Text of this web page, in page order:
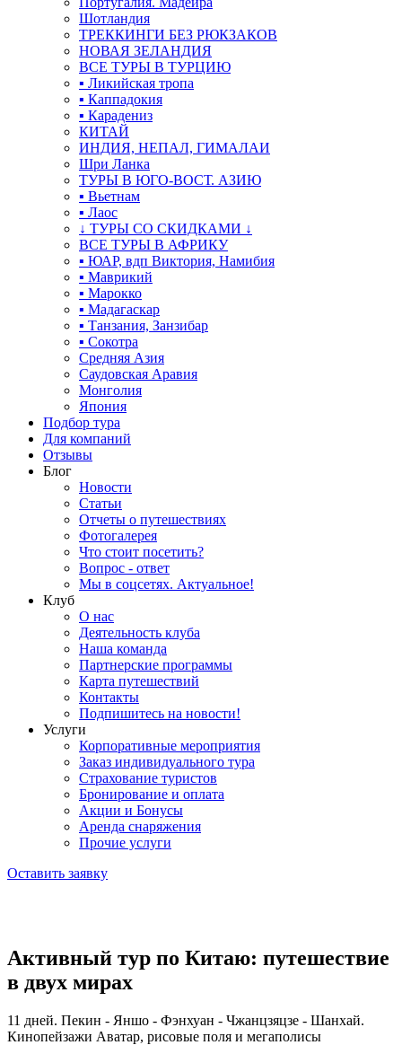
Шотландия
ТРЕККИНГИ БЕЗ РЮКЗАКОВ
НОВАЯ ЗЕЛАНДИЯ
ВСЕ ТУРЫ В ТУРЦИЮ
▪ Ликийская тропа
▪ Каппадокия
▪ Карадениз
КИТАЙ
ИНДИЯ, НЕПАЛ, ГИМАЛАИ
Шри Ланка
ТУРЫ В ЮГО-ВОСТ. АЗИЮ
▪ Вьетнам
▪ Лаос
↓ ТУРЫ СО СКИДКАМИ ↓
ВСЕ ТУРЫ В АФРИКУ
▪ ЮАР, вдп Виктория, Намибия
▪ Маврикий
▪ Марокко
▪ Мадагаскар
▪ Танзания, Занзибар
▪ Сокотра
Средняя Азия
Саудовская Аравия
Монголия
Япония
Подбор тура
Для компаний
Отзывы
Блог
Новости
Статьи
Отчеты о путешествиях
Фотогалерея
Что стоит посетить?
Вопрос - ответ
Мы в соцсетях. Актуальное!
Клуб
О нас
Деятельность клуба
Наша команда
Партнерские программы
Карта путешествий
Контакты
Подпишитесь на новости!
Услуги
Корпоративные мероприятия
Заказ индивидуального тура
Страхование туристов
Бронирование и оплата
Акции и Бонусы
Аренда снаряжения
Прочие услуги
Оставить заявку
Активный тур по Китаю: путешествие
в двух мирах
11 дней. Пекин - Яншо - Фэнхуан - Чжанцзяцзе - Шанхай.
Кинопейзажи Аватар, рисовые поля и мегаполисы